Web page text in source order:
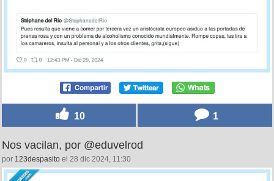
10 1
Nos vacilan, por @eduvelrod
por 123despasito el 28 dic 2024, 11:30